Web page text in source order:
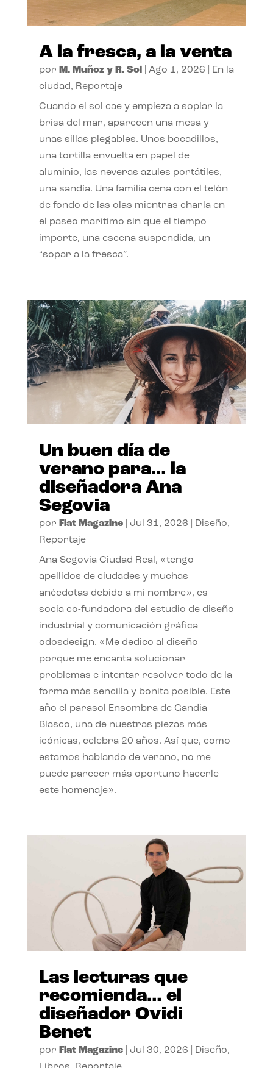
A la fresca, a la venta
por M. Muñoz y R. Sol| Ago 1, 2026
En la
ciudad, Reportaje
Cuando el sol cae y empieza a soplar la
brisa del mar, aparecen una mesa y
unas sillas plegables. Unos bocadillos,
una tortilla envuelta en papel de
aluminio, las neveras azules portátiles,
una sandía. Una familia cena con el telón
de fondo de las olas mientras charla en
el paseo marítimo sin que el tiempo
importe, una escena suspendida, un
“sopar a la fresca”.
Un buen día de
verano para… la
diseñadora Ana
Segovia
por Flat Magazine| Jul 31, 2026 Diseño,
Reportaje
Ana Segovia Ciudad Real, «tengo
apellidos de ciudades y muchas
anécdotas debido a mi nombre», es
socia co-fundadora del estudio de diseño
industrial y comunicación gráfica
odosdesign. «Me dedico al diseño
porque me encanta solucionar
problemas e intentar resolver todo de la
forma más sencilla y bonita posible. Este
año el parasol Ensombra de Gandia
Blasco, una de nuestras piezas más
icónicas, celebra 20 años. Así que, como
estamos hablando de verano, no me
puede parecer más oportuno hacerle
este homenaje».
Las lecturas que
recomienda… el
diseñador Ovidi
Benet
por Flat Magazine| Jul 30, 2026 Diseño,